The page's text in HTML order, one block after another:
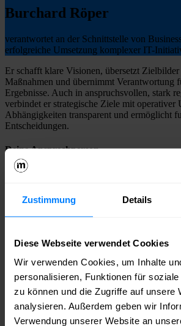
Zustimmung Details
Diese Webseite verwendet Cookies
Wir verwenden Cookies, um Inhalte
personalisieren, Funktionen für
zu können und die Zugriffe auf unsere
analysieren. Außerdem geben wir
Verwendung unserer Website an
Burchard Röper
verantwortet an der Schnittstelle von
erfolgreiche Umsetzung komplexer IT-
Er schafft klare Visionen, übersetzt
Maßnahmen und übernimmt Verantwortung
Ergebnisse. Auch in anspruchsvollen, stark
verbindet er strategische Ziele mit operativer
Abhängigkeiten transparent und ermöglicht
Entscheidungen.
Deine Ansprechperson
Burchard Röper
Burchard Röper
Burchard@gmx.net
darüber hinaus. Du bekommst Zugang zu
dein Unternehmen und echte Chancen, dich
der Bühne, im Netzwerk oder im Austausch
medianet – weil echte Kontakte
machen.